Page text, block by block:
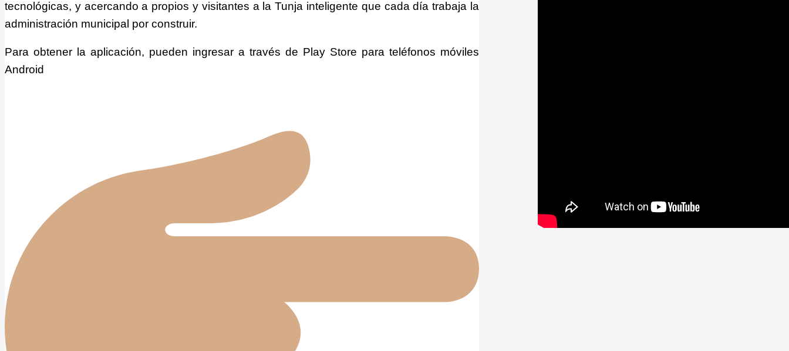
tecnológicas, y acercando a propios y visitantes a la Tunja inteligente que cada día trabaja la
administración municipal por construir.
Para obtener la aplicación, pueden ingresar a través de Play Store para teléfonos móviles
Android